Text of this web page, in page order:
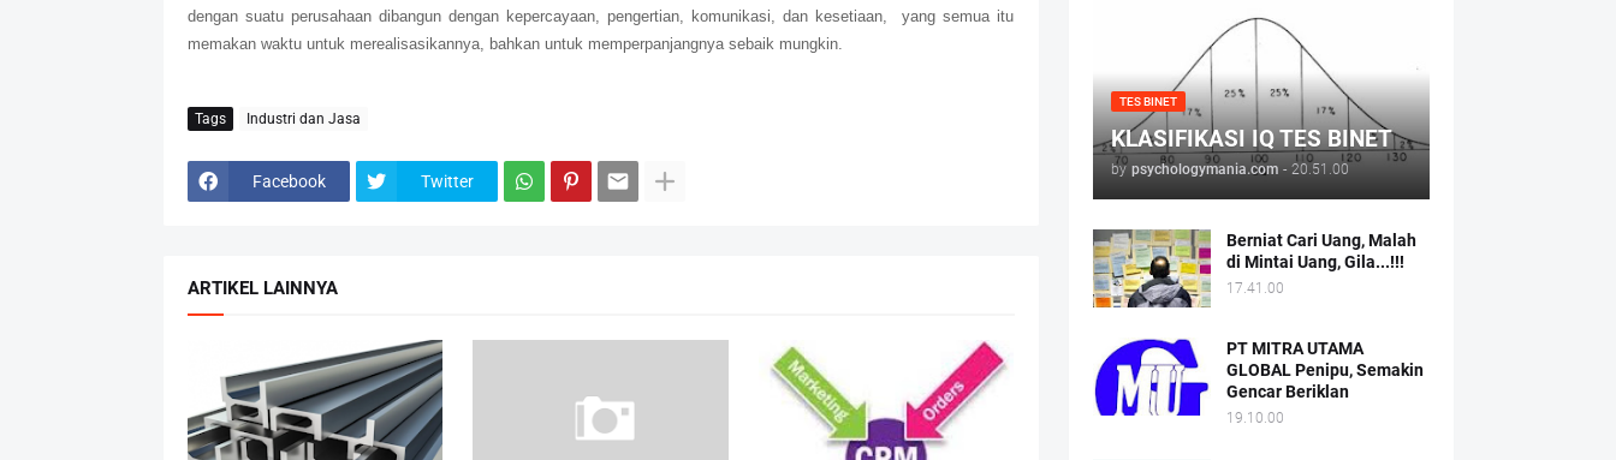
dengan suatu perusahaan dibangun dengan kepercayaan, pengertian, komunikasi, dan kesetiaan, yang semua itu
memakan waktu untuk merealisasikannya, bahkan untuk memperpanjangnya sebaik mungkin.
Tags Industri dan Jasa
Facebook Twitter
ARTIKEL LAINNYA
TES BINET
KLASIFIKASI IQ TES BINET
by psychologymania.com - 20.51.00
Berniat Cari Uang, Malah
di Mintai Uang, Gila...!!!
17.41.00
PT MITRA UTAMA
GLOBAL Penipu, Semakin
Gencar Beriklan
19.10.00